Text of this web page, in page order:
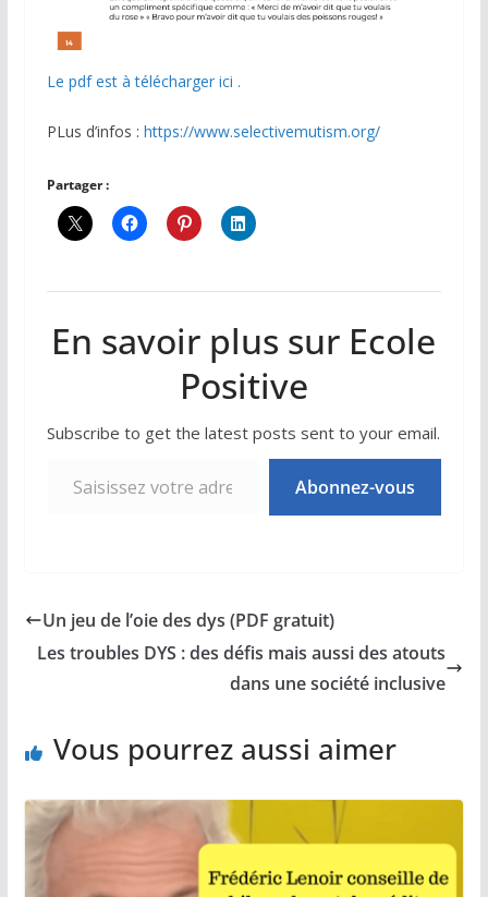
Le pdf est à télécharger ici .
PLus d’infos : https://www.selectivemutism.org/
Partager :
En savoir plus sur Ecole
Positive
Subscribe to get the latest posts sent to your email.
Abonnez-vous
Un jeu de l’oie des dys (PDF gratuit)
Les troubles DYS : des défis mais aussi des atouts
dans une société inclusive
Vous pourrez aussi aimer